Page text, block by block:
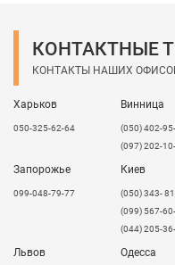
КОНТАКТНЫЕ
КОНТАКТЫ НАШИХ
Харьков
050-325-62-64
Винница
(050) 402-
(097) 202-
Запорожье
099-048-79-77
Киев
(050) 343-
(099) 567-
(044) 205-
Львов Одесса